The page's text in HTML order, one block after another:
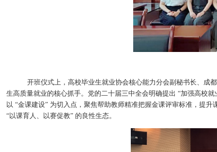
开班仪式上，高校毕业生就业协会核心能力分会副秘书长、成
生高质量就业的核心抓手。党的二十届三中全会明确提出 “加强高校就
以 “金课建设” 为切入点，聚焦帮助教师精准把握金课评审标准，提
“以课育人、以赛促教” 的良性生态。